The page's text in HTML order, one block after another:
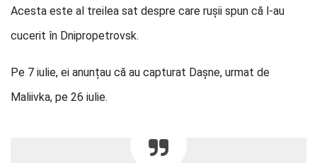
Acesta este al treilea sat despre care rușii spun că l-au
cucerit în Dnipropetrovsk.
Pe 7 iulie, ei anunțau că au capturat Dașne, urmat de
Maliivka, pe 26 iulie.